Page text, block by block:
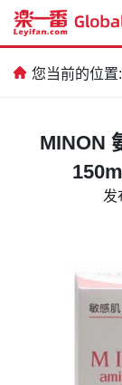
您当前的位置:
MINON
发